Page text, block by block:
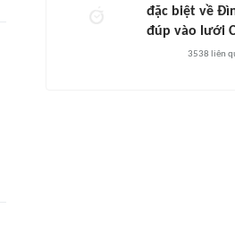
đặc biệt về
đúp vào lưới
3538 liên